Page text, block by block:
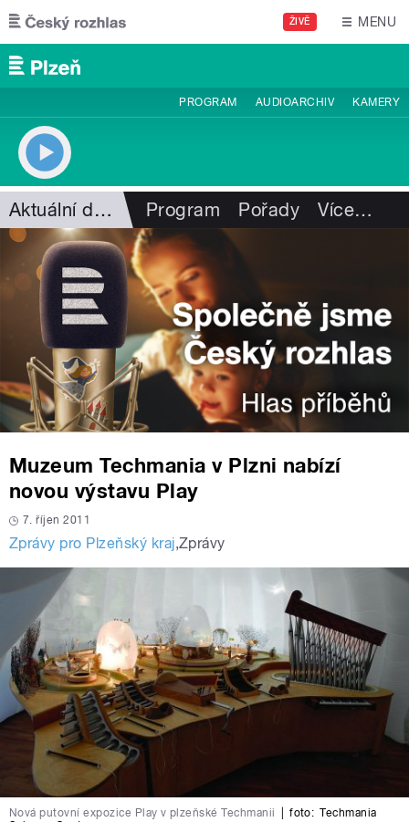
Přejít k hlavnímu obsahu
ŽIVĚ MENU
PROGRAM AUDIOARCHIV KAMERY
Aktuální dění Program Pořady Více…
Muzeum Techmania v Plzni nabízí
novou výstavu Play
7. říjen 2011
Zprávy pro Plzeňský kraj,Zprávy
Nová putovní expozice Play v plzeňské Techmanii foto: Techmania